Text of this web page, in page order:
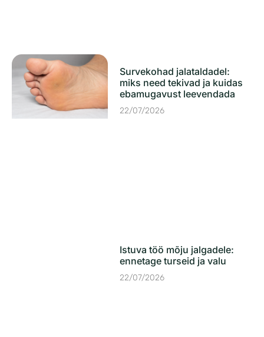
Survekohad jalataldadel:
miks need tekivad ja kuidas
ebamugavust leevendada
22/07/2026
Istuva töö mõju jalgadele:
ennetage turseid ja valu
22/07/2026